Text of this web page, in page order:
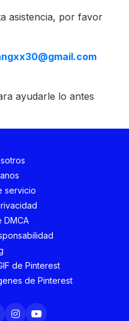
asistencia, por favor
ayudarle lo antes
servicio
DMCA
de Pinterest
de Pinterest